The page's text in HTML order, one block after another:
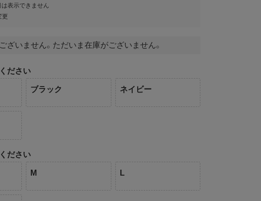
表示できません
更
ざいません。ただいま在庫がございません。
ださい
ブラック ネイビー
ださい
M L